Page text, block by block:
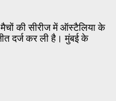
की सीरीज में ऑस्टैलिया के
दर्ज कर ली है। मुंबई के